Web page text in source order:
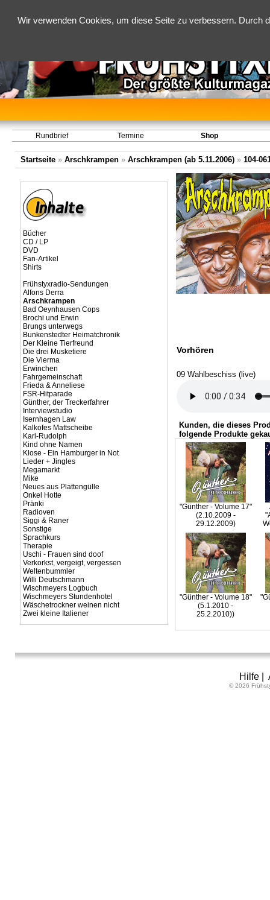
Wir verwenden Cookies, um diese Seite zu verbessern.
Rundbrief Termine Shop
Startseite» Arschkrampen» Arschkrampen (ab 5.11.2006)» 104-
Bücher
CD / LP
DVD
Fan-Artikel
Shirts
Frühstyxradio-Sendungen
Alfons Derra
Arschkrampen
Bad Oeynhausen Cops
Brochi und Erwin
Brungs unterwegs
Bunkenstedter Heimatchronik
Der Kleine Tierfreund
Die drei Musketiere
Die Vierma
Erwinchen
Fahrgemeinschaft
Frieda & Anneliese
FSR-Hitparade
Günther, der Treckerfahrer
Interviewstudio
Isernhagen Law
Kalkofes Mattscheibe
Karl-Rudolph
Kind ohne Namen
Klose - Ein Hamburger in Not
Lieder + Jingles
Megamarkt
Mike
Neues aus Plattengülle
Onkel Hotte
Pränki
Radioven
Siggi & Raner
Sonstige
Sprachkurs
Therapie
Uschi - Frauen sind doof
Verkorkst, vergeigt, vergessen
Weltenbummler
Willi Deutschmann
Wischmeyers Logbuch
Wischmeyers Stundenhotel
Wäschetrockner weinen nicht
Zwei kleine Italiener
Vorhören
09 Wahlbeschiss (live)
Kunden, die dieses
folgende Produkte
"Günther - Volume 17"
(2.10.2009 -
29.12.2009)
"Günther - Volume 18"
(5.1.2010 -
25.2.2010))
Hilfe|
© 2026